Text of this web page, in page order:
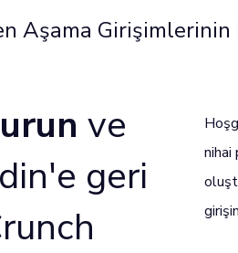
Aşama Girişimlerinin
ve
geri